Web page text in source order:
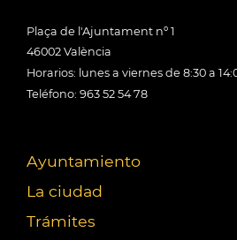
Plaça de l'Ajuntament nº 1
46002 València
Horarios: lunes a viernes de 8:30 a
Teléfono: 963 52 54 78
Ayuntamiento
La ciudad
Trámites